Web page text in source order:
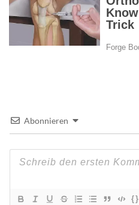
Abonnieren
{}